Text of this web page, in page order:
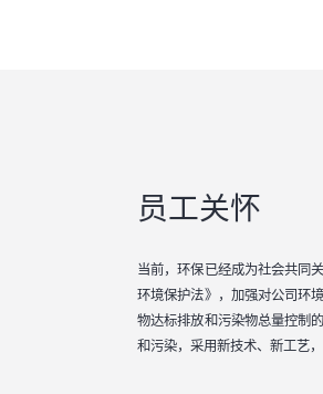
员工关怀
当前，环保已经成为社会共同
环境保护法》，加强对公司环
物达标排放和污染物总量控制
和污染，采用新技术、新工艺，